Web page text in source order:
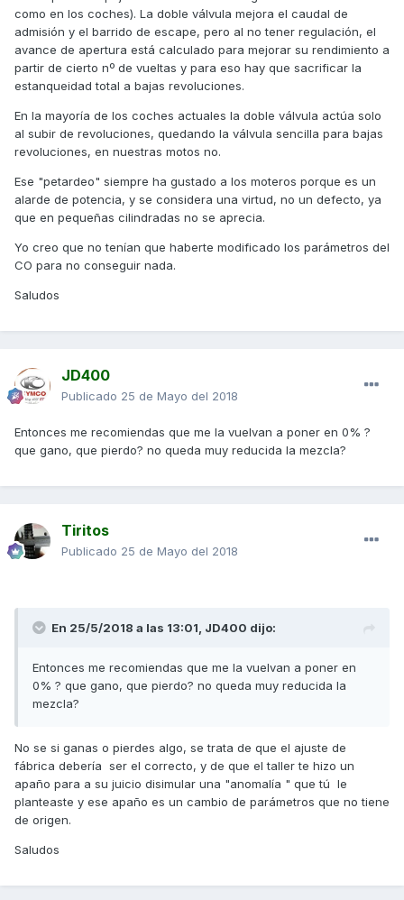
como en los coches). La doble válvula mejora el caudal de
admisión y el barrido de escape, pero al no tener regulación, el
avance de apertura está calculado para mejorar su rendimiento a
partir de cierto nº de vueltas y para eso hay que sacrificar la
estanqueidad total a bajas revoluciones.
En la mayoría de los coches actuales la doble válvula actúa solo
al subir de revoluciones, quedando la válvula sencilla para bajas
revoluciones, en nuestras motos no.
Ese "petardeo" siempre ha gustado a los moteros porque es un
alarde de potencia, y se considera una virtud, no un defecto, ya
que en pequeñas cilindradas no se aprecia.
Yo creo que no tenían que haberte modificado los parámetros del
CO para no conseguir nada.
Saludos
JD400
Publicado 25 de Mayo del 2018
Entonces me recomiendas que me la vuelvan a poner en 0% ?
que gano, que pierdo? no queda muy reducida la mezcla?
Tiritos
Publicado 25 de Mayo del 2018
En 25/5/2018 a las 13:01, JD400 dijo:
Entonces me recomiendas que me la vuelvan a poner en
0% ? que gano, que pierdo? no queda muy reducida la
mezcla?
No se si ganas o pierdes algo, se trata de que el ajuste de
fábrica debería ser el correcto, y de que el taller te hizo un
apaño para a su juicio disimular una "anomalía " que tú le
planteaste y ese apaño es un cambio de parámetros que no tiene
de origen.
Saludos